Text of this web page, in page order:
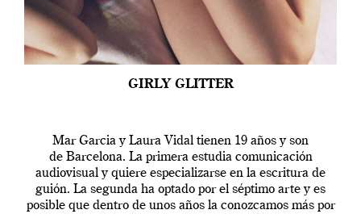
GIRLY GLITTER
Mar Garcia y Laura Vidal tienen 19 años y son
de Barcelona. La primera estudia comunicación
audiovisual y quiere especializarse en la escritura de
guión. La segunda ha optado por el séptimo arte y es
posible que dentro de unos años la conozcamos más por